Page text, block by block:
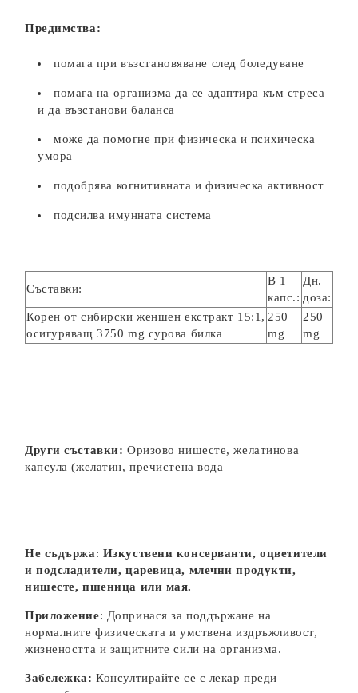
Предимства:
помага при възстановяване след боледуване
помага на организма да се адаптира към стреса
и да възстанови баланса
може да помогне при физическа и психическа
умора
подобрява когнитивната и физическа активност
подсилва имунната система
Съставки:
В 1
капс.:
Дн.
доза:
Корен от сибирски женшен екстракт 15:1,
осигуряващ 3750 mg сурова билка
250
mg
250
mg
Други съставки: Оризово нишесте, желатинова
капсула (желатин, пречистена вода
Не съдържа: Изкуствени консерванти, оцветители
и подсладители, царевица, млечни продукти,
нишесте, пшеница или мая.
Приложение: Допринася за поддържане на
нормалните физическата и умствена издръжливост,
жизнеността и защитните сили на организма.
Забележка:Консултирайте се с лекар преди